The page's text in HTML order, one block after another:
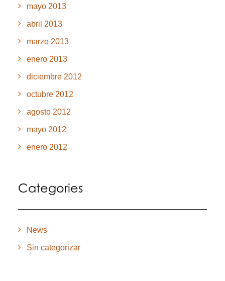
mayo 2013
abril 2013
marzo 2013
enero 2013
diciembre 2012
octubre 2012
agosto 2012
mayo 2012
enero 2012
Categories
News
Sin categorizar